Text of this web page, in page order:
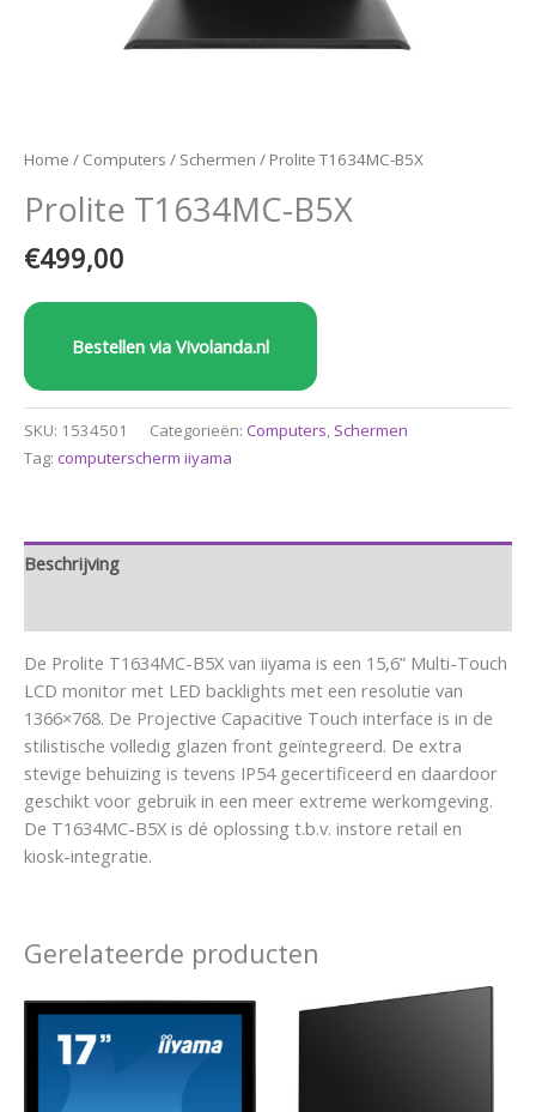
Home / Computers / Schermen / Prolite T1634MC-B5X
Prolite T1634MC-B5X
€499,00
Bestellen via Vivolanda.nl
SKU: 1534501 Categorieën: Computers, Schermen
Tag: computerscherm iiyama
Beschrijving
De Prolite T1634MC-B5X van iiyama is een 15,6” Multi-Touch
LCD monitor met LED backlights met een resolutie van
1366×768. De Projective Capacitive Touch interface is in de
stilistische volledig glazen front geïntegreerd. De extra
stevige behuizing is tevens IP54 gecertificeerd en daardoor
geschikt voor gebruik in een meer extreme werkomgeving.
De T1634MC-B5X is dé oplossing t.b.v. instore retail en
kiosk-integratie.
Gerelateerde producten